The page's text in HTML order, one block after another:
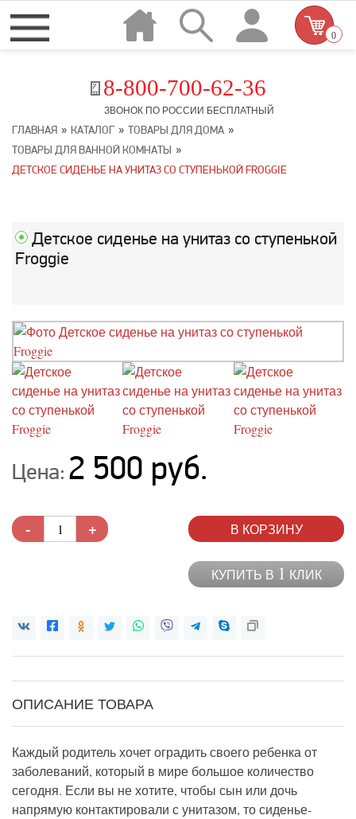
8-800-700-62-36
ЗВОНОК ПО РОССИИ БЕСПЛАТНЫЙ
0
ГЛАВНАЯ » КАТАЛОГ » ТОВАРЫ ДЛЯ ДОМА »
ТОВАРЫ ДЛЯ ВАННОЙ КОМНАТЫ »
ДЕТСКОЕ СИДЕНЬЕ НА УНИТАЗ СО СТУПЕНЬКОЙ FROGGIE
Детское сиденье на унитаз со ступенькой
Froggie
Цена: 2 500 руб.
- + В КОРЗИНУ
КУПИТЬ В 1 КЛИК
ОПИСАНИЕ ТОВАРА
Каждый родитель хочет оградить своего ребенка от
заболеваний, который в мире большое количество
сегодня. Если вы не хотите, чтобы сын или дочь
напрямую контактировали с унитазом, то сиденье-